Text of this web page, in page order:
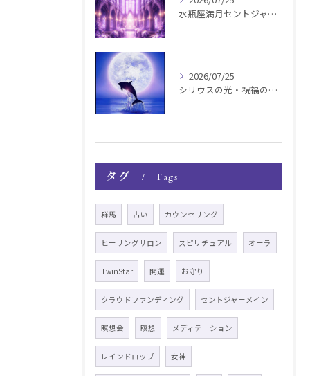
水瓶座満月セントジャーメインGSVF遠隔お知らせ
2026/07/25
シリウスの光・祝福の波動チャージ遠隔お知らせ〜銀河新年〜
タグ Tags
群馬 占い カウンセリング
ヒーリングサロン スピリチュアル オーラ
TwinStar 開運 お守り
クラウドファンディング セントジャーメイン
瞑想会 瞑想 メディテーション
レインドロップ 女神